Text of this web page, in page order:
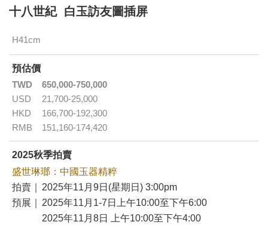
十八世紀 白玉訪友圖插屏
H41cm
預估價
TWD
650,000-750,000
USD
21,700-25,000
HKD
166,700-192,300
RMB
151,160-174,420
2025秋季拍賣
盛世琳瑯：中國玉器精粹
拍賣｜
2025年11月9日(星期日) 3:00pm
預展｜
2025年11月1-7日上午10:00至下午6:00
2025年11月8日 上午10:00至下午4:00